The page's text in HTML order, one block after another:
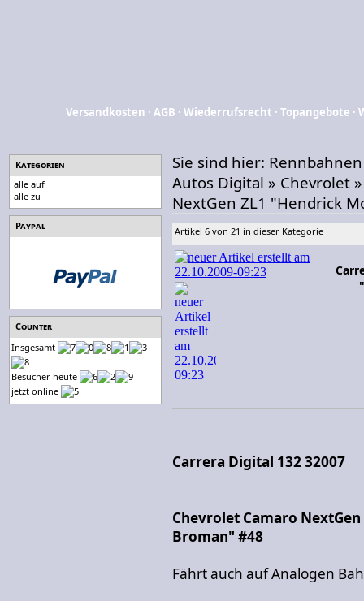
Versandkosten ·AGB ·Wiederrufsrecht ·Topangebote ·
Kategorien
alle auf
alle zu
Paypal
Counter
Insgesamt
Besucher heute
jetzt online
Sie sind hier: Rennbahnen
Autos Digital » Chevrolet
NextGen ZL1 "Hendrick
Artikel 6 von 21 in dieser Kategorie
Carrera Digital 132 32007
Chevrolet Camaro
Broman" #48
Fährt auch auf Analogen